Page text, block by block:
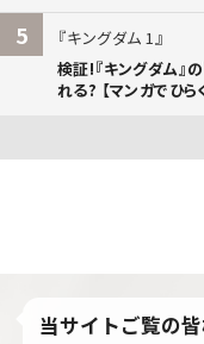
5
キングダム 1
検証!『キングダム』
れる? 【マンガでひら
当サイトご覧の皆